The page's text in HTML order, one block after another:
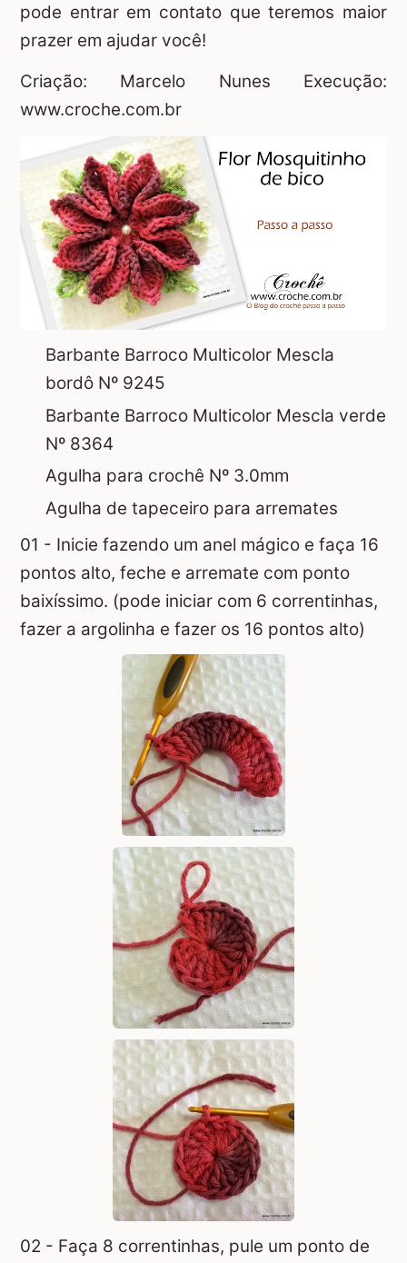
pode entrar em contato que teremos maior
prazer em ajudar você!
Criação: Marcelo Nunes Execução:
www.croche.com.br
Barbante Barroco Multicolor Mescla
bordô Nº 9245
Barbante Barroco Multicolor Mescla verde
Nº 8364
Agulha para crochê Nº 3.0mm
Agulha de tapeceiro para arremates
01 - Inicie fazendo um anel mágico e faça 16
pontos alto, feche e arremate com ponto
baixíssimo. (pode iniciar com 6 correntinhas,
fazer a argolinha e fazer os 16 pontos alto)
02 - Faça 8 correntinhas, pule um ponto de